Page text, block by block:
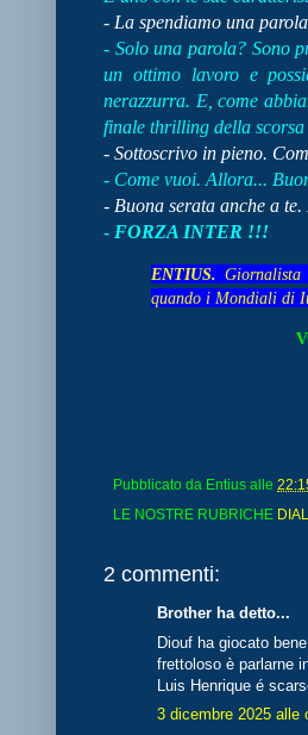
- La spendiamo una
- Solo una parola? Sono
un ottimo lavoro e
nerazzurra. E, come
finale thrilling della scorsa
- Sottoscrivo in pieno.
- Come vuoi. Allora...
- Buona serata anche a te.
- FORZA INTER !!!
ENTIUS. Giornalista
quando i Mondiali di
Pubblicato da Entius alle
LE NOSTRE RUBRICHE
2 commenti:
Brother ha detto...
Diouf ha giocato
frettoloso è parlarne
Luis Henrique é
3 dicembre 2025 alle